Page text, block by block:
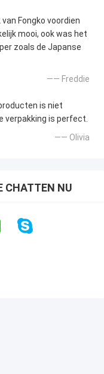
van Fongko voordien
mooi, ook was het
zoals de Japanse
—— Freddie
is niet
verpakking is perfect.
—— Olivia
CHATTEN NU